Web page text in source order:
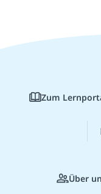
Zum
Über